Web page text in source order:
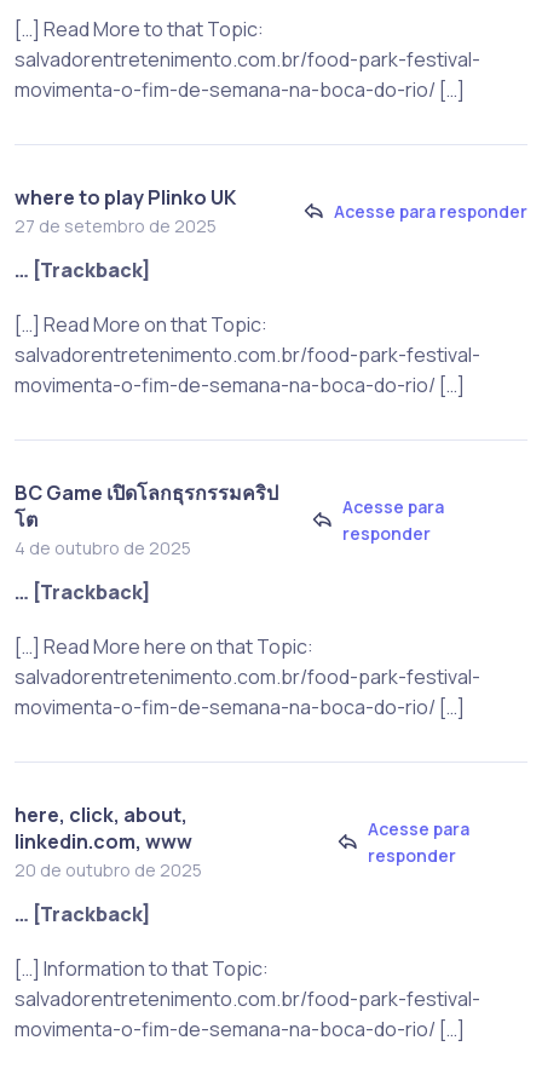
[…] Read More to that Topic:
salvadorentretenimento.com.br/food-park-festival-
movimenta-o-fim-de-semana-na-boca-do-rio/ […]
where to play Plinko UK
27 de setembro de 2025
Acesse para responder
… [Trackback]
[…] Read More on that Topic:
salvadorentretenimento.com.br/food-park-festival-
movimenta-o-fim-de-semana-na-boca-do-rio/ […]
BC Game เปิดโลกธุรกรรมคริป
โต
4 de outubro de 2025
Acesse para
responder
… [Trackback]
[…] Read More here on that Topic:
salvadorentretenimento.com.br/food-park-festival-
movimenta-o-fim-de-semana-na-boca-do-rio/ […]
here, click, about,
linkedin.com, www
20 de outubro de 2025
Acesse para
responder
… [Trackback]
[…] Information to that Topic:
salvadorentretenimento.com.br/food-park-festival-
movimenta-o-fim-de-semana-na-boca-do-rio/ […]